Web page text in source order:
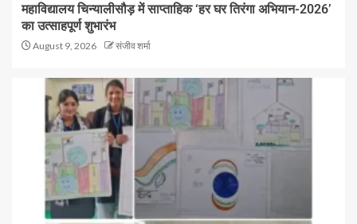
महाविद्यालय चिन्यालीसौड़ में साप्ताहिक ‘हर घर तिरंगा अभियान-2026’
का उत्साहपूर्ण शुभारंभ
August 9, 2026 संजीव शर्मा